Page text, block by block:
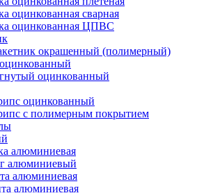
оцинкованная сварная
оцинкованная ЦПВС
окрашенный (полимерный)
оцинкованный
оцинкованный
с полимерным покрытием
алюминиевая
алюминиевый
алюминиевая
алюминиевая